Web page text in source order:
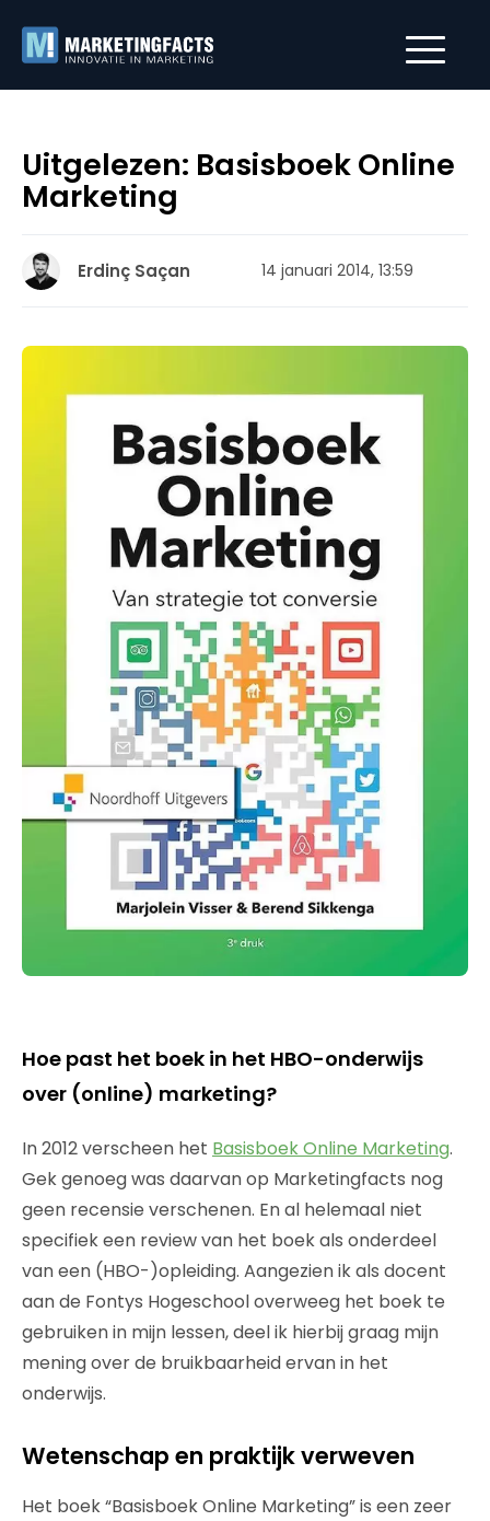
Uitgelezen: Basisboek Online
Marketing
Erdinç Saçan 14 januari 2014, 13:59
Hoe past het boek in het HBO-onderwijs
over (online) marketing?
In 2012 verscheen het Basisboek Online Marketing.
Gek genoeg was daarvan op Marketingfacts nog
geen recensie verschenen. En al helemaal niet
specifiek een review van het boek als onderdeel
van een (HBO-)opleiding. Aangezien ik als docent
aan de Fontys Hogeschool overweeg het boek te
gebruiken in mijn lessen, deel ik hierbij graag mijn
mening over de bruikbaarheid ervan in het
onderwijs.
Wetenschap en praktijk verweven
Het boek “Basisboek Online Marketing” is een zeer